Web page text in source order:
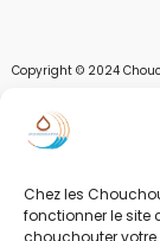
Chez les
fonctionner le site
chouchouter votre
Copyright © 2024
Les chouchous d’Esa
pluie, et des moyens
Soleil et Air nous
l’air par